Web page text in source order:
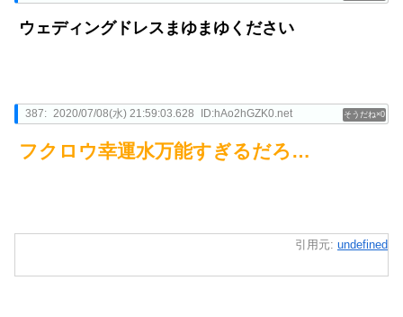
ウェディングドレスまゆまゆください
0
387: 2020/07/08(水) 21:59:03.628 ID:hAo2hGZK0.net
フクロウ幸運水万能すぎるだろ…
引用元: undefined